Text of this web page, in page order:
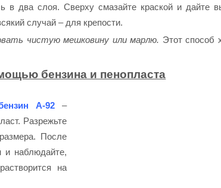
в два слоя. Сверху смазайте краской и дайте
случай – для крепости.
чистую мешковину или марлю. Этот способ
бензина и пенопласта
А-92–
Разрежьте
После
и наблюдайте,
на